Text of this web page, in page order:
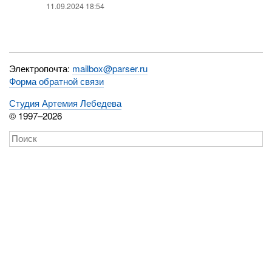
11.09.2024 18:54
Электропочта: mailbox@parser.ru
Форма обратной связи
Студия Артемия Лебедева
© 1997–2026